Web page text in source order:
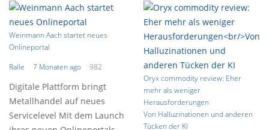
Weinmann Aach startet neues
Onlineportal
Ralle
7 Monaten ago 982
Digitale Plattform bringt
Metallhandel auf neues
Servicelevel Mit dem Launch
Oryx commodity review: Eher
mehr als weniger
Herausforderungen
Von Halluzinationen und anderen
Tücken der KI